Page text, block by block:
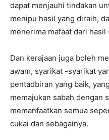
dapat menjauhi tindakan
menipu hasil yang diraih,
menerima mafaat dari
Dan kerajaan juga boleh
awam, syarikat -syarikat
pentadbiran yang baik,
memajukan sabah dengan
memanfaatkan semua
cukai dan sebagainya.